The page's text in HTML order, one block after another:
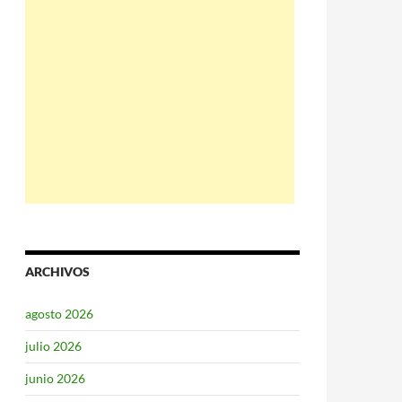
ARCHIVOS
agosto 2026
julio 2026
junio 2026